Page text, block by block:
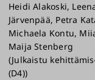
Heidi Alakoski,
Järvenpää, Petra
Michaela Kontu,
Maija Stenberg
(Julkaistu
(D4))